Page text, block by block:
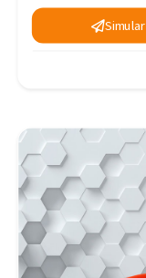
Simular